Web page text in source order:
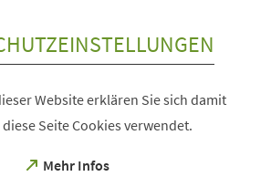
Website erklären Sie sich damit
Seite Cookies verwendet.
Mehr Infos
(Öffnet